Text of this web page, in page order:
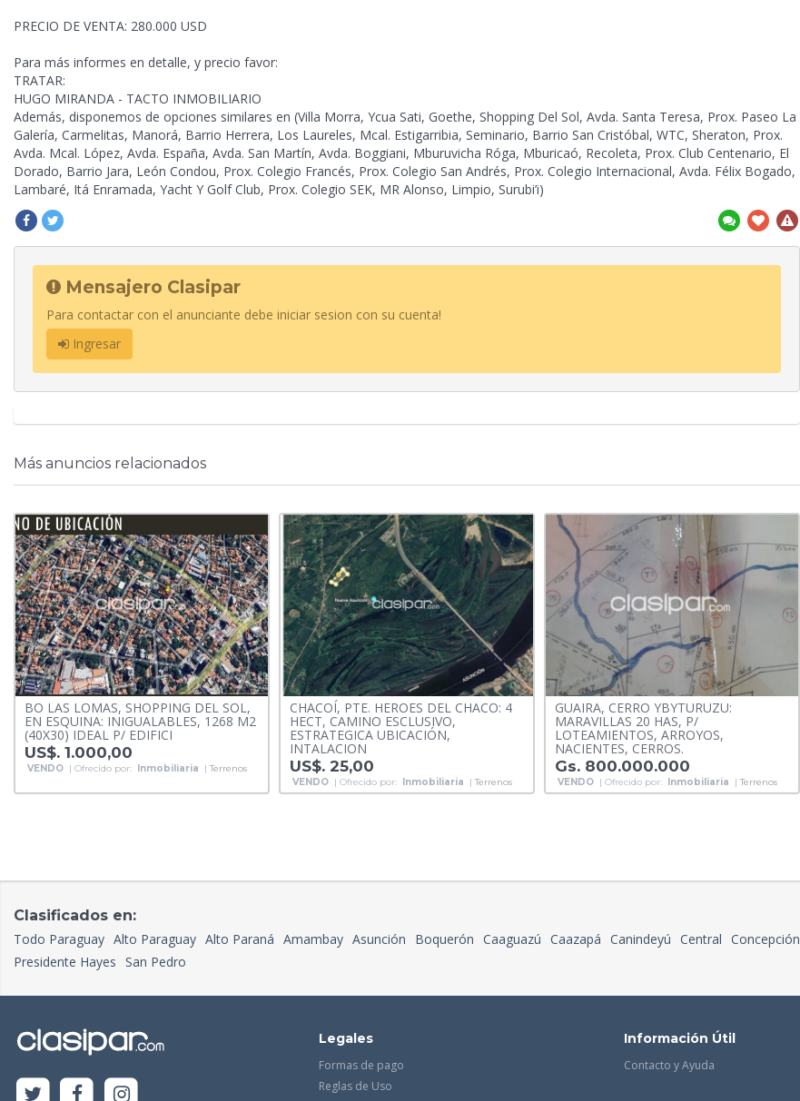
PRECIO DE VENTA: 280.000 USD
Para más informes en detalle, y precio favor:
TRATAR:
HUGO MIRANDA - TACTO INMOBILIARIO
Además, disponemos de opciones similares en (Villa Morra, Ycua Sati, Goethe, Shopping Del Sol, Avda. Santa Teresa, Prox. Paseo La
Galería, Carmelitas, Manorá, Barrio Herrera, Los Laureles, Mcal. Estigarribia, Seminario, Barrio San Cristóbal, WTC, Sheraton, Prox.
Avda. Mcal. López, Avda. España, Avda. San Martín, Avda. Boggiani, Mburuvicha Róga, Mburicaó, Recoleta, Prox. Club Centenario, El
Dorado, Barrio Jara, León Condou, Prox. Colegio Francés, Prox. Colegio San Andrés, Prox. Colegio Internacional, Avda. Félix Bogado,
Lambaré, Itá Enramada, Yacht Y Golf Club, Prox. Colegio SEK, MR Alonso, Limpio, Surubi’i)
Mensajero Clasipar
Para contactar con el anunciante debe iniciar sesion con su cuenta!
Ingresar
Más anuncios relacionados
BO LAS LOMAS, SHOPPING DEL SOL,
EN ESQUINA: INIGUALABLES, 1268 M2
(40X30) IDEAL P/ EDIFICI
US$. 1.000,00
VENDO | Ofrecido por: Inmobiliaria | Terrenos
CHACOÍ, PTE. HEROES DEL CHACO: 4
HECT, CAMINO ESCLUSIVO,
ESTRATEGICA UBICACIÓN,
INTALACION
US$. 25,00
VENDO | Ofrecido por: Inmobiliaria | Terrenos
GUAIRA, CERRO YBYTURUZU:
MARAVILLAS 20 HAS, P/
LOTEAMIENTOS, ARROYOS,
NACIENTES, CERROS.
Gs. 800.000.000
VENDO | Ofrecido por: Inmobiliaria | Terrenos
Clasificados en:
Todo Paraguay Alto Paraguay Alto Paraná Amambay Asunción Boquerón Caaguazú Caazapá Canindeyú Central Concepción
Presidente Hayes San Pedro
Legales
Formas de pago
Reglas de Uso
Información Útil
Contacto y Ayuda